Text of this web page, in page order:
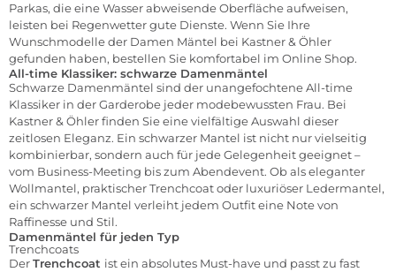
Parkas, die eine Wasser abweisende Oberfläche aufweisen,
leisten bei Regenwetter gute Dienste. Wenn Sie Ihre
Wunschmodelle der Damen Mäntel bei Kastner & Öhler
gefunden haben, bestellen Sie komfortabel im Online Shop.
All-time Klassiker: schwarze Damenmäntel
Schwarze Damenmäntel sind der unangefochtene All-time
Klassiker in der Garderobe jeder modebewussten Frau. Bei
Kastner & Öhler finden Sie eine vielfältige Auswahl dieser
zeitlosen Eleganz. Ein schwarzer Mantel ist nicht nur vielseitig
kombinierbar, sondern auch für jede Gelegenheit geeignet –
vom Business-Meeting bis zum Abendevent. Ob als eleganter
Wollmantel, praktischer Trenchcoat oder luxuriöser Ledermantel,
ein schwarzer Mantel verleiht jedem Outfit eine Note von
Raffinesse und Stil.
Damenmäntel für jeden Typ
Trenchcoats
DerTrenchcoat ist ein absolutes Must-have und passt zu fast